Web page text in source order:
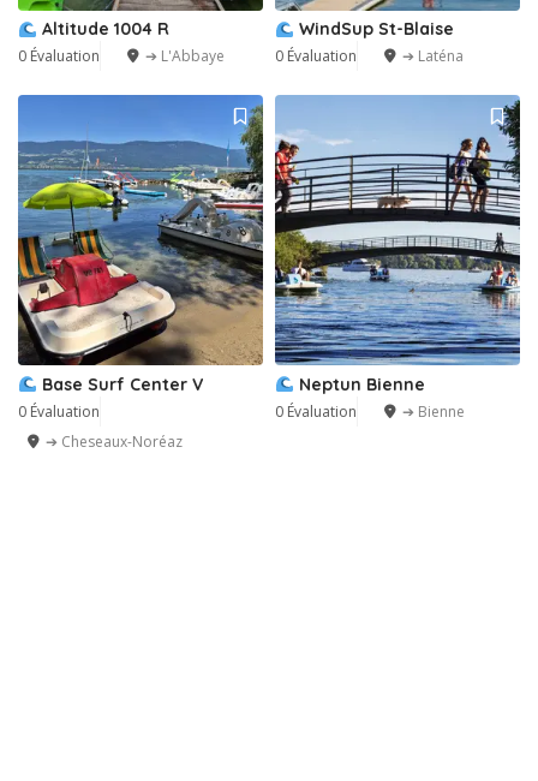
Altitude 1004 R
0 Évaluation ➔ L'Abbaye
WindSup St-Blaise
0 Évaluation ➔ Laténa
Base Surf Center V
0 Évaluation
➔ Cheseaux-Noréaz
Neptun Bienne
0 Évaluation ➔ Bienne